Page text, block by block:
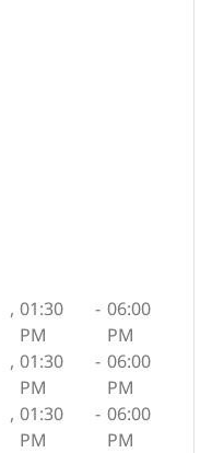
, 01:30
PM
- 06:00
PM
, 01:30
PM
- 06:00
PM
, 01:30
PM
- 06:00
PM